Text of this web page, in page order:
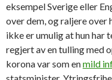
eksempel Sverige eller
over dem, og raljere over
ikke er umulig at hun har
regjert av en tulling med
korona var som enmild